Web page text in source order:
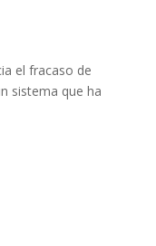
el fracaso de
sistema que ha